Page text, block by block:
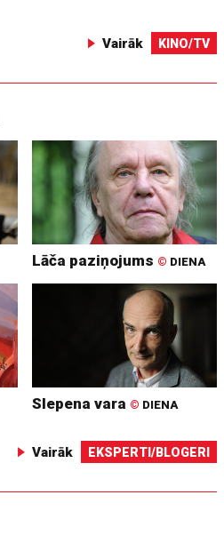
Vairāk KINO/TV
Lāča paziņojums © DIENA
Slepena vara © DIENA
Vairāk EKSPERTI/BLOGERI